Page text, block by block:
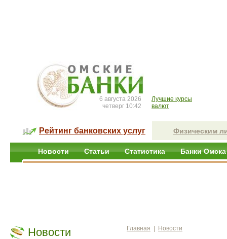
6 августа 2026
четверг 10:42
Лучшие курсы
валют
Рейтинг банковских услуг Физическим
Новости Статьи Статистика Банки Омска
Новости Главная Новости